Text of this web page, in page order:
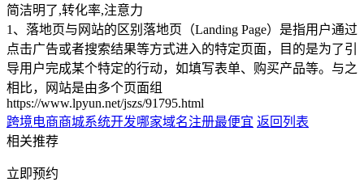
简洁明了,转化率,注意力
1、落地页与网站的区别落地页（Landing Page）是指用户通过
点击广告或者搜索结果等方式进入的特定页面，目的是为了引
导用户完成某个特定的行动，如填写表单、购买产品等。与之
相比，网站是由多个页面组
https://www.lpyun.net/jszs/91795.html
跨境电商商城系统开发哪家域名注册最便宜 返回列表
相关推荐
立即预约